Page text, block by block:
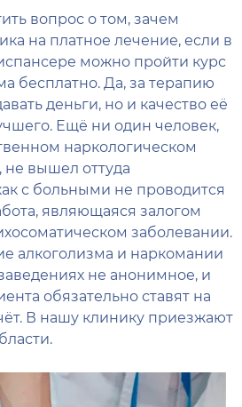
вопрос о том, зачем
на платное лечение, если в
можно пройти курс
бесплатно. Да, за терапию
деньги, но и качество её
Ещё ни один человек,
наркологическом
не вышел оттуда
с больными не проводится
являющаяся залогом
заболевании.
алкоголизма и наркомании
не анонимное, и
обязательно ставят на
В нашу клинику приезжают